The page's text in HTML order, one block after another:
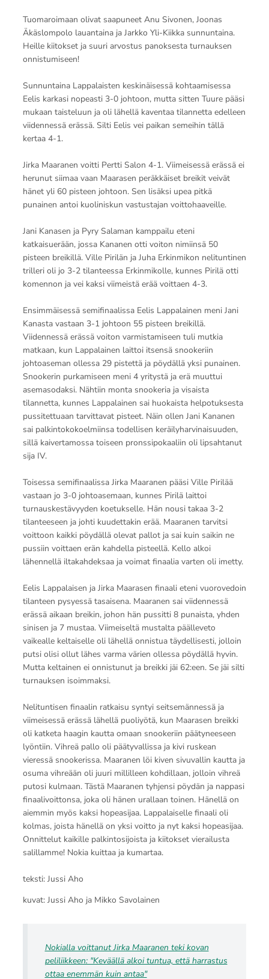
Tuomaroimaan olivat saapuneet Anu Sivonen, Joonas
Äkäslompolo lauantaina ja Jarkko Yli-Kiikka sunnuntaina.
Heille kiitokset ja suuri arvostus panoksesta turnauksen
onnistumiseen!
Sunnuntaina Lappalaisten keskinäisessä kohtaamisessa
Eelis karkasi nopeasti 3-0 johtoon, mutta sitten Tuure pääsi
mukaan taisteluun ja oli lähellä kaventaa tilannetta edelleen
viidennessä erässä. Silti Eelis vei paikan semeihin tällä
kertaa 4-1.
Jirka Maaranen voitti Pertti Salon 4-1. Viimeisessä erässä ei
herunut siimaa vaan Maarasen peräkkäiset breikit veivät
hänet yli 60 pisteen johtoon. Sen lisäksi upea pitkä
punainen antoi kuoliniskun vastustajan voittohaaveille.
Jani Kanasen ja Pyry Salaman kamppailu eteni
katkaisuerään, jossa Kananen otti voiton nimiinsä 50
pisteen breikillä. Ville Pirilän ja Juha Erkinmikon nelituntinen
trilleri oli jo 3-2 tilanteessa Erkinmikolle, kunnes Pirilä otti
komennon ja vei kaksi viimeistä erää voittaen 4-3.
Ensimmäisessä semifinaalissa Eelis Lappalainen meni Jani
Kanasta vastaan 3-1 johtoon 55 pisteen breikillä.
Viidennessä erässä voiton varmistamiseen tuli mutkia
matkaan, kun Lappalainen laittoi itsensä snookeriin
johtoaseman ollessa 29 pistettä ja pöydällä yksi punainen.
Snookerin purkamiseen meni 4 yritystä ja erä muuttui
asemasodaksi. Nähtiin monta snookeria ja visaista
tilannetta, kunnes Lappalainen sai huokaista helpotuksesta
pussitettuaan tarvittavat pisteet. Näin ollen Jani Kananen
sai palkintokokoelmiinsa todellisen keräilyharvinaisuuden,
sillä kaivertamossa toiseen pronssipokaaliin oli lipsahtanut
sija IV.
Toisessa semifinaalissa Jirka Maaranen pääsi Ville Pirilää
vastaan jo 3-0 johtoasemaan, kunnes Pirilä laittoi
turnauskestävyyden koetukselle. Hän nousi takaa 3-2
tilanteeseen ja johti kuudettakin erää. Maaranen tarvitsi
voittoon kaikki pöydällä olevat pallot ja sai kuin saikin ne
pussiin voittaen erän kahdella pisteellä. Kello alkoi
lähennellä iltakahdeksaa ja voimat finaalia varten oli imetty.
Eelis Lappalaisen ja Jirka Maarasen finaali eteni vuorovedoin
tilanteen pysyessä tasaisena. Maaranen sai viidennessä
erässä aikaan breikin, johon hän pussitti 8 punaista, yhden
sinisen ja 7 mustaa. Viimeiseltä mustalta päälleveto
vaikealle keltaiselle oli lähellä onnistua täydellisesti, jolloin
putsi olisi ollut lähes varma värien ollessa pöydällä hyvin.
Mutta keltainen ei onnistunut ja breikki jäi 62:een. Se jäi silti
turnauksen isoimmaksi.
Nelituntisen finaalin ratkaisu syntyi seitsemännessä ja
viimeisessä erässä lähellä puoliyötä, kun Maarasen breikki
oli katketa haagin kautta omaan snookeriin päätyneeseen
lyöntiin. Vihreä pallo oli päätyvallissa ja kivi ruskean
vieressä snookerissa. Maaranen löi kiven sivuvallin kautta ja
osuma vihreään oli juuri millilleen kohdillaan, jolloin vihreä
putosi kulmaan. Tästä Maaranen tyhjensi pöydän ja nappasi
finaalivoittonsa, joka oli hänen urallaan toinen. Hänellä on
aiemmin myös kaksi hopeasijaa. Lappalaiselle finaali oli
kolmas, joista hänellä on yksi voitto ja nyt kaksi hopeasijaa.
Onnittelut kaikille palkintosijoista ja kiitokset vierailusta
salillamme! Nokia kuittaa ja kumartaa.
teksti: Jussi Aho
kuvat: Jussi Aho ja Mikko Savolainen
Nokialla voittanut Jirka Maaranen teki kovan
peliliikkeen: "Keväällä alkoi tuntua, että harrastus
ottaa enemmän kuin antaa"